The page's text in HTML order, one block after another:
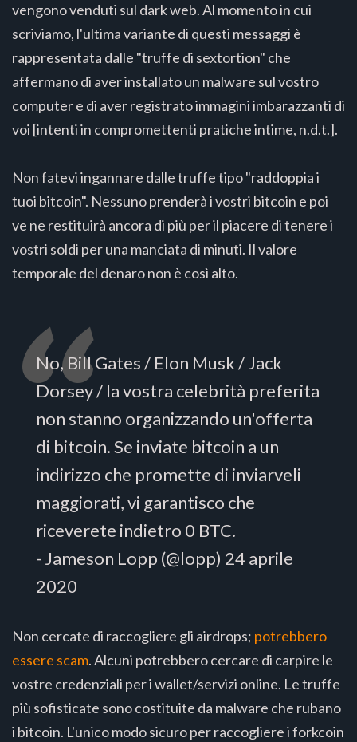
vengono venduti sul dark web. Al momento in cui
scriviamo, l'ultima variante di questi messaggi è
rappresentata dalle "truffe di sextortion" che
affermano di aver installato un malware sul vostro
computer e di aver registrato immagini imbarazzanti di
voi [intenti in compromettenti pratiche intime, n.d.t.].
Non fatevi ingannare dalle truffe tipo "raddoppia i
tuoi bitcoin". Nessuno prenderà i vostri bitcoin e poi
ve ne restituirà ancora di più per il piacere di tenere i
vostri soldi per una manciata di minuti. Il valore
temporale del denaro non è così alto.
No, Bill Gates / Elon Musk / Jack
Dorsey / la vostra celebrità preferita
non stanno organizzando un'offerta
di bitcoin. Se inviate bitcoin a un
indirizzo che promette di inviarveli
maggiorati, vi garantisco che
riceverete indietro 0 BTC.
- Jameson Lopp (@lopp) 24 aprile
2020
Non cercate di raccogliere gli airdrops; potrebbero
essere scam. Alcuni potrebbero cercare di carpire le
vostre credenziali per i wallet/servizi online. Le truffe
più sofisticate sono costituite da malware che rubano
i bitcoin. L'unico modo sicuro per raccogliere i forkcoin